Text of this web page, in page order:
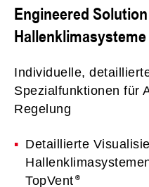
Engineered
Hallenklimasysteme
Individuelle,
Spezialfunktionen für
Regelung
Detaillierte
TopVent